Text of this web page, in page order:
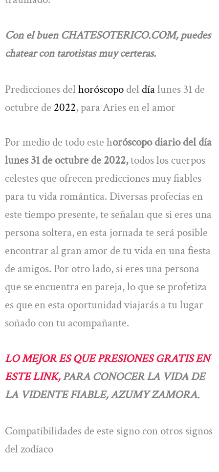
Con el buen CHATESOTERICO.COM, puedes
chatear con tarotistas muy certeras.
Predicciones del horóscopo del díalunes 31 de
octubre de 2022, para Aries en el amor
Por medio de todo este horóscopo diario del día
lunes 31 de octubre de 2022,todos los cuerpos
celestes que ofrecen predicciones muy fiables
para tu vida romántica. Diversas profecías en
este tiempo presente, te señalan que si eres una
persona soltera, en esta jornada te será posible
encontrar al gran amor de tu vida en una fiesta
de amigos. Por otro lado, si eres una persona
que se encuentra en pareja, lo que se profetiza
es que en esta oportunidad viajarás a tu lugar
soñado con tu acompañante.
LO MEJOR ES QUE PRESIONES GRATIS EN
ESTE LINK,PARA CONOCER LA VIDA DE
LA VIDENTE FIABLE, AZUMY ZAMORA.
Compatibilidades de este signo con otros signos
del zodíaco